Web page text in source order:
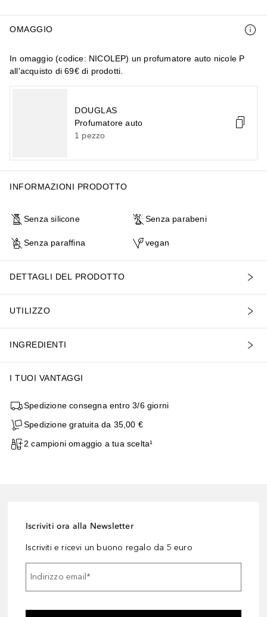
OMAGGIO
In omaggio (codice: NICOLEP) un profumatore auto nicole P
all'acquisto di 69€ di prodotti.
DOUGLAS
Profumatore auto
1 pezzo
INFORMAZIONI PRODOTTO
Senza silicone Senza parabeni
Senza paraffina vegan
DETTAGLI DEL PRODOTTO
UTILIZZO
INGREDIENTI
I TUOI VANTAGGI
Spedizione consegna entro 3/6 giorni
Spedizione gratuita da 35,00 €
2 campioni omaggio a tua scelta¹
Iscriviti ora alla Newsletter
Iscriviti e ricevi un buono regalo da 5 euro
Indirizzo email*